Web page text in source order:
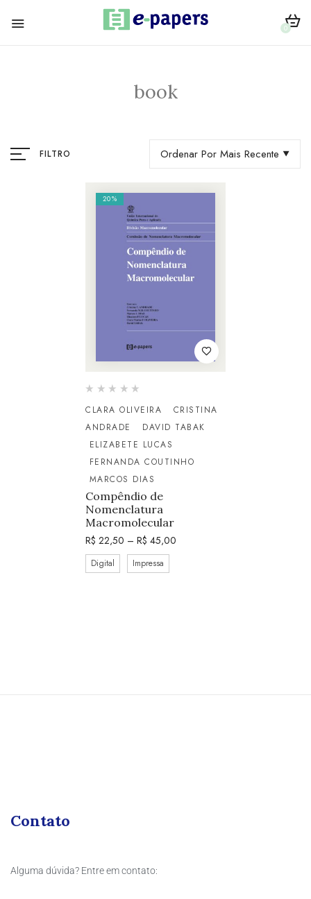
0
book
FILTRO Ordenar Por Mais Recente
20%
CLARA OLIVEIRA
CRISTINA
ANDRADE
DAVID TABAK
ELIZABETE LUCAS
FERNANDA COUTINHO
MARCOS DIAS
Compêndio de
Nomenclatura
Macromolecular
R$ 22,50 – R$ 45,00
Digital Impressa
Contato
Alguma dúvida? Entre em contato: